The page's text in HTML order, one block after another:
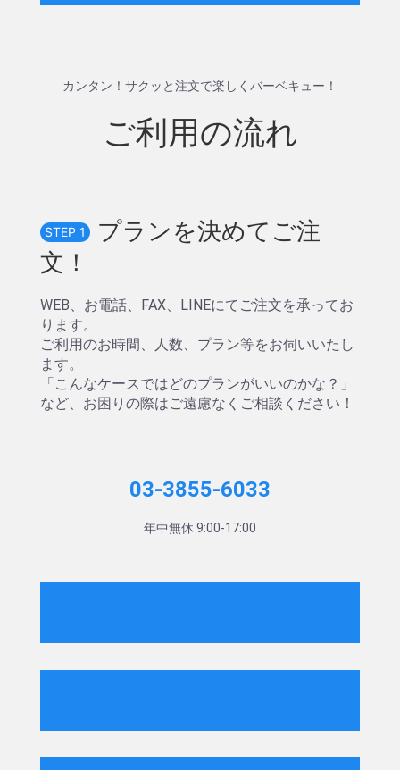
カンタン！サクッと注文で楽しくバーベキュー！
ご利用の流れ
STEP 1
プランを決めてご注
文！
WEB、お電話、FAX、LINEにてご注文を承ってお
ります。
ご利用のお時間、人数、プラン等をお伺いいたし
ます。
「こんなケースではどのプランがいいのかな？」
など、お困りの際はご遠慮なくご相談ください！
03-3855-6033
年中無休 9:00-17:00